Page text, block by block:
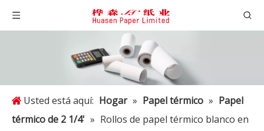
Usted está aquí: Hogar » Papel térmico » Papel
térmico de 2 1/4' » Rollos de papel térmico blanco en